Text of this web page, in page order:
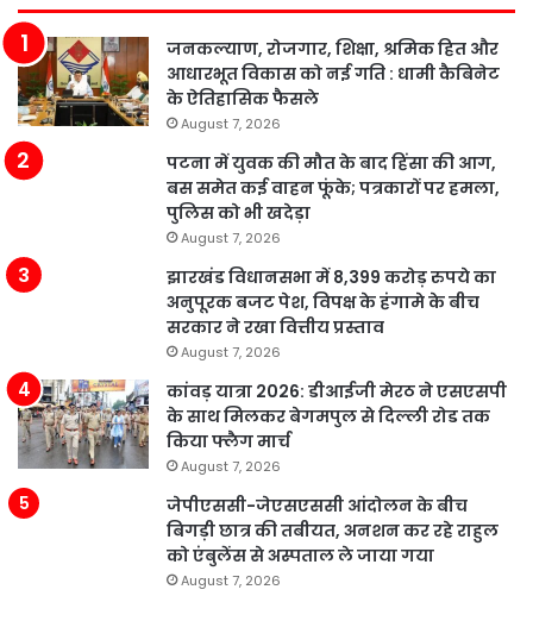
जनकल्याण, रोजगार, शिक्षा, श्रमिक हित और
आधारभूत विकास को नई गति : धामी कैबिनेट
के ऐतिहासिक फैसले
August 7, 2026
पटना में युवक की मौत के बाद हिंसा की आग,
बस समेत कई वाहन फूंके; पत्रकारों पर हमला,
पुलिस को भी खदेड़ा
August 7, 2026
झारखंड विधानसभा में 8,399 करोड़ रुपये का
अनुपूरक बजट पेश, विपक्ष के हंगामे के बीच
सरकार ने रखा वित्तीय प्रस्ताव
August 7, 2026
कांवड़ यात्रा 2026: डीआईजी मेरठ ने एसएसपी
के साथ मिलकर बेगमपुल से दिल्ली रोड तक
किया फ्लैग मार्च
August 7, 2026
जेपीएससी-जेएसएससी आंदोलन के बीच
बिगड़ी छात्र की तबीयत, अनशन कर रहे राहुल
को एंबुलेंस से अस्पताल ले जाया गया
August 7, 2026